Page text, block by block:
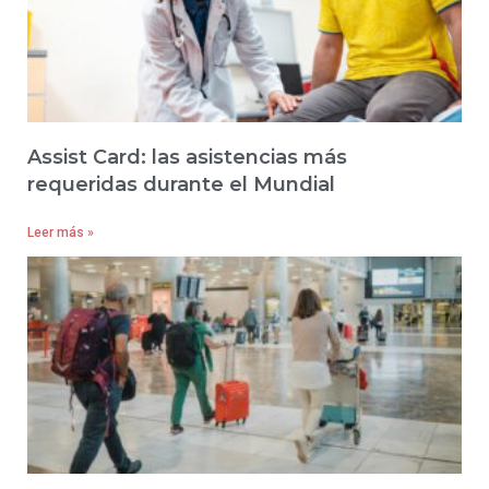
Assist Card: las asistencias más
requeridas durante el Mundial
Leer más »